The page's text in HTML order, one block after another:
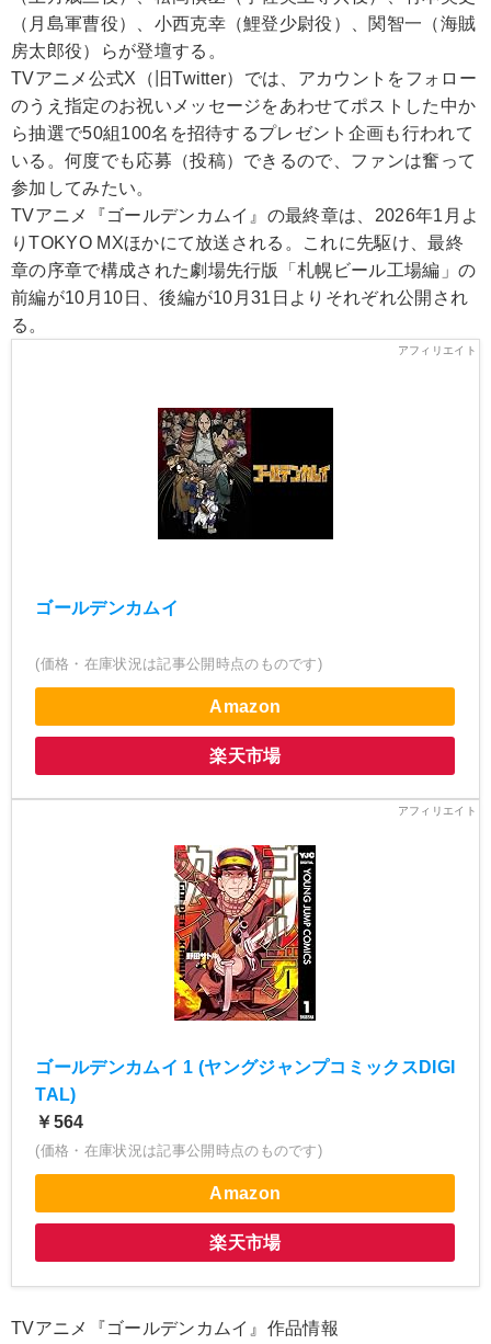
（月島軍曹役）、小西克幸（鯉登少尉役）、関智一（海賊
房太郎役）らが登壇する。
TVアニメ公式X（旧Twitter）では、アカウントをフォロー
のうえ指定のお祝いメッセージをあわせてポストした中か
ら抽選で50組100名を招待するプレゼント企画も行われて
いる。何度でも応募（投稿）できるので、ファンは奮って
参加してみたい。
TVアニメ『ゴールデンカムイ』の最終章は、2026年1月よ
りTOKYO MXほかにて放送される。これに先駆け、最終
章の序章で構成された劇場先行版「札幌ビール工場編」の
前編が10月10日、後編が10月31日よりそれぞれ公開され
る。
ゴールデンカムイ
(価格・在庫状況は記事公開時点のものです)
Amazon
楽天市場
ゴールデンカムイ 1 (ヤングジャンプコミックスDIGI
TAL)
￥564
(価格・在庫状況は記事公開時点のものです)
Amazon
楽天市場
TVアニメ『ゴールデンカムイ』作品情報